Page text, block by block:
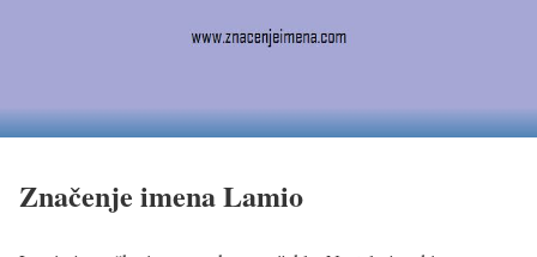
Značenje imena Lamio